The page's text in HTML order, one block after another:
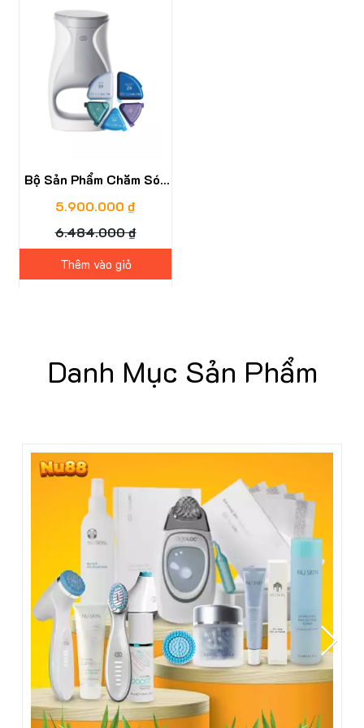
Bộ Sản Phẩm Chăm Sóc
Da AgeLOC ME NuSkin
5.900.000 ₫
6.484.000 ₫
Thêm vào giỏ
Danh Mục Sản Phẩm